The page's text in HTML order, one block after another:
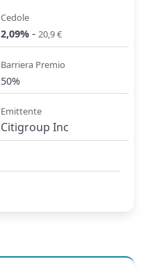
Cedole
2,09% - 20,9 €
Barriera Premio
50%
Emittente
Citigroup Inc